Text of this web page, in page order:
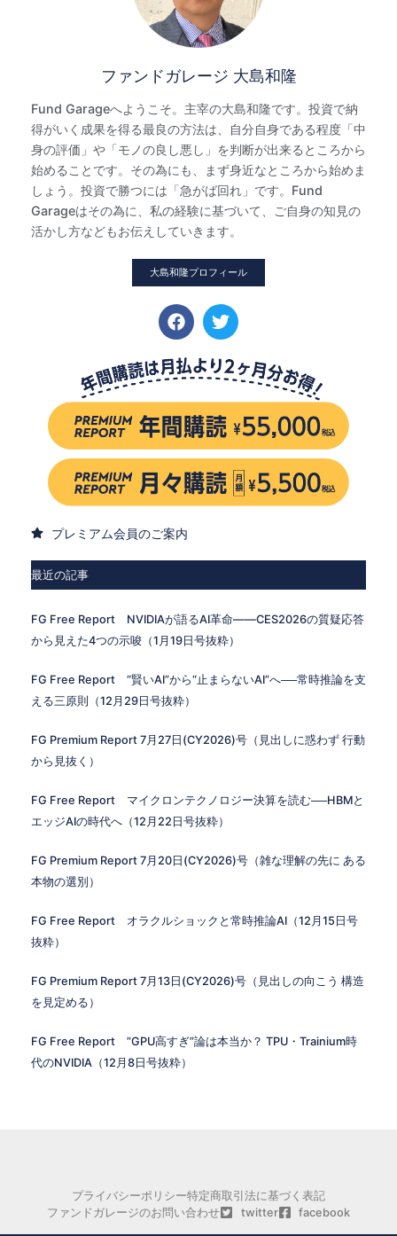
ファンドガレージ 大島和隆
Fund Garageへようこそ。主宰の大島和隆です。投資で納
得がいく成果を得る最良の方法は、自分自身である程度「中
身の評価」や「モノの良し悪し」を判断が出来るところから
始めることです。その為にも、まず身近なところから始めま
しょう。投資で勝つには「急がば回れ」です。Fund
Garageはその為に、私の経験に基づいて、ご自身の知見の
活かし方などもお伝えしていきます。
大島和隆プロフィール
プレミアム会員のご案内
最近の記事
FG Free Report NVIDIAが語るAI革命——CES2026の質疑応答
から見えた4つの示唆（1月19日号抜粋）
FG Free Report “賢いAI”から“止まらないAI”へ──常時推論を支
える三原則（12月29日号抜粋）
FG Premium Report 7月27日(CY2026)号（見出しに惑わず 行動
から見抜く）
FG Free Report マイクロンテクノロジー決算を読む──HBMと
エッジAIの時代へ（12月22日号抜粋）
FG Premium Report 7月20日(CY2026)号（雑な理解の先に ある
本物の選別）
FG Free Report オラクルショックと常時推論AI（12月15日号
抜粋）
FG Premium Report 7月13日(CY2026)号（見出しの向こう 構造
を見定める）
FG Free Report ”GPU高すぎ”論は本当か？ TPU・Trainium時
代のNVIDIA（12月8日号抜粋）
プライバシーポリシー特定商取引法に基づく表記
ファンドガレージのお問い合わせ
twitter facebook